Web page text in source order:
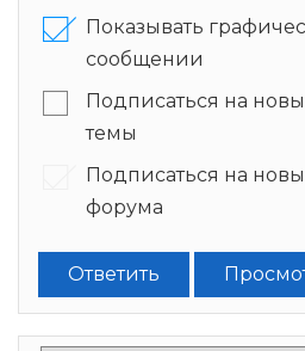
Показывать
сообщении
Подписаться на
темы
Подписаться на
форума
Ответить